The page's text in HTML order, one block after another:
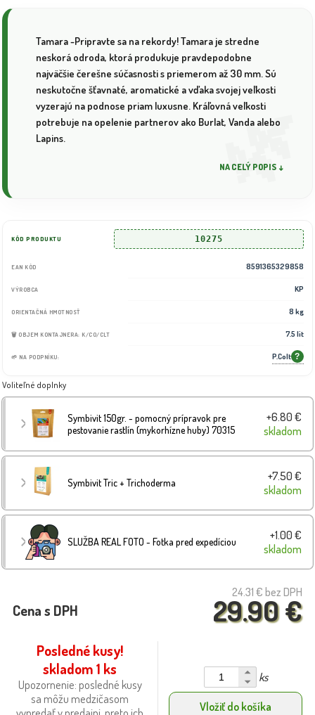
Tamara -Pripravte sa na rekordy! Tamara je stredne
neskorá odroda, ktorá produkuje pravdepodobne
najväčšie čerešne súčasnosti s priemerom až 30 mm. Sú
neskutočne šťavnaté, aromatické a vďaka svojej veľkosti
vyzerajú na podnose priam luxusne. Kráľovná veľkosti
potrebuje na opelenie partnerov ako Burlat, Vanda alebo
Lapins.
NA CELÝ POPIS ↓
KÓD PRODUKTU 10275
EAN KÓD 8591365329858
VÝROBCA KP
ORIENTAČNÁ HMOTNOSŤ 8 kg
🗑️ OBJEM KONTAJNERA: K/CO/CLT 7.5 lit
🌱 NA PODPNÍKU: P.Colt ?
Voliteľné doplnky
Symbivit 150gr. - pomocný prípravok pre
pestovanie rastlín (mykorhízne huby) 70315
+6.80 €
skladom
Symbivit Tric + Trichoderma
+7.50 €
skladom
SLUŽBA REAL FOTO - Fotka pred expedíciou
+1.00 €
skladom
24.31 € bez DPH
29.90 €
Cena s DPH
Posledné kusy!
skladom 1 ks
Upozornenie: posledné kusy
sa môžu medzičasom
ks
Vložiť do košíka